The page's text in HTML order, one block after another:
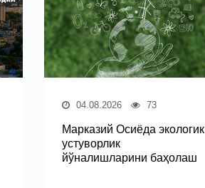
04.08.2026 73
Марказий Осиёда экологик
устуворлик
йўналишларини баҳолаш